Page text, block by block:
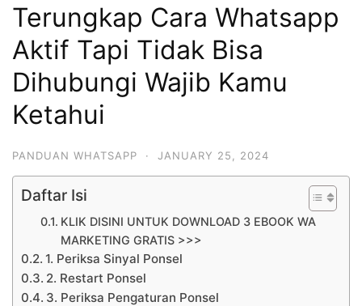
Terungkap Cara Whatsapp
Aktif Tapi Tidak Bisa
Dihubungi Wajib Kamu
Ketahui
PANDUAN WHATSAPP · JANUARY 25, 2024
Daftar Isi
KLIK DISINI UNTUK DOWNLOAD 3 EBOOK WA
MARKETING GRATIS >>>
1. Periksa Sinyal Ponsel
2. Restart Ponsel
3. Periksa Pengaturan Ponsel